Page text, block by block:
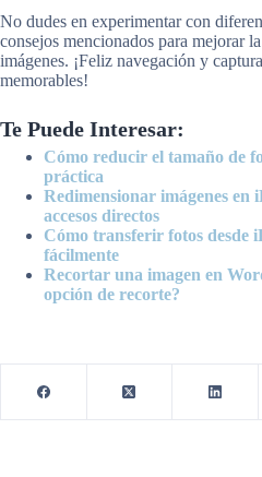
No dudes en experimentar con
consejos mencionados para mejorar
imágenes. ¡Feliz navegación y
memorables!
Te Puede Interesar:
Cómo reducir el tamaño de
práctica
Redimensionar imágenes en
accesos directos
Cómo transferir fotos desde
fácilmente
Recortar una imagen en
opción de recorte?